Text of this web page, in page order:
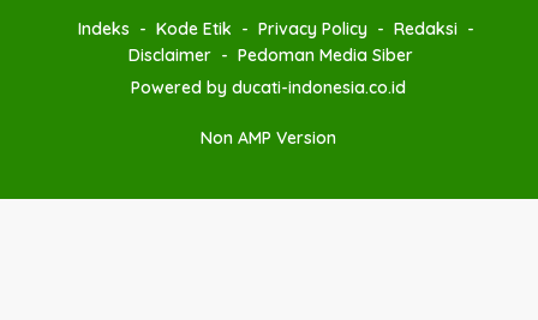
Indeks Kode Etik Privacy Policy
Redaksi
Disclaimer
Pedoman Media Siber
Powered by ducati-indonesia.co.id
Non AMP Version